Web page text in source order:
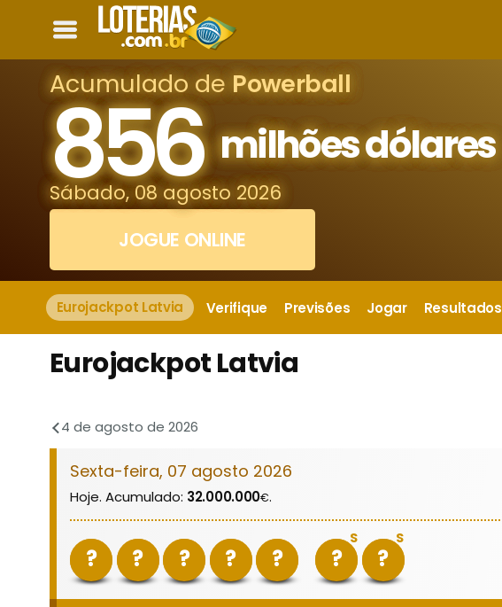
Acumulado de Powerball
856 milhões dólares
Sábado, 08 agosto 2026
JOGUE ONLINE
Eurojackpot Latvia Verifique Previsões Jogar Resultados
Eurojackpot Latvia
4 de agosto de 2026
Sexta-feira, 07 agosto 2026
Hoje. Acumulado: 32.000.000€.
? ? ? ? ?
S
?
S
?